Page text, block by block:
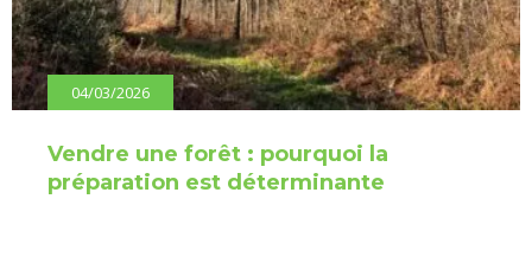
04/03/2026
Vendre une forêt : pourquoi la
préparation est déterminante